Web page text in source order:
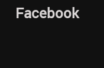
Facebook